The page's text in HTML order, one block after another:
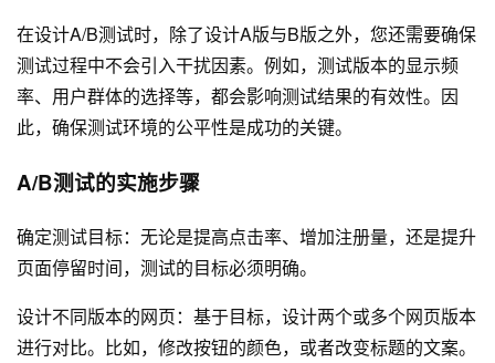
在设计A/B测试时，除了设计A版与B版之外，您还需要确保
测试过程中不会引入干扰因素。例如，测试版本的显示频
率、用户群体的选择等，都会影响测试结果的有效性。因
此，确保测试环境的公平性是成功的关键。
A/B测试的实施步骤
确定测试目标：无论是提高点击率、增加注册量，还是提升
页面停留时间，测试的目标必须明确。
设计不同版本的网页：基于目标，设计两个或多个网页版本
进行对比。比如，修改按钮的颜色，或者改变标题的文案。